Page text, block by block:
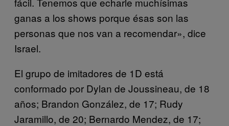
ganas a los shows porque ésas son las
personas que nos van a recomendar», dice
Israel.
El grupo de imitadores de 1D está
conformado por Dylan de Joussineau, de 18
años; Brandon González, de 17; Rudy
Jaramillo, de 20; Bernardo Mendez, de 17;